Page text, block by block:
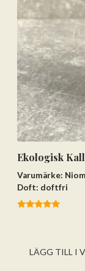
Ekologisk
Varumärke:
Doft: doftfri
LÄGG TILL I